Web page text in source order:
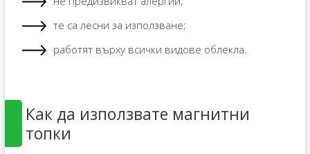
те са лесни за използване;
работят върху всички видове облекла.
Как да използвате магнитни
топки